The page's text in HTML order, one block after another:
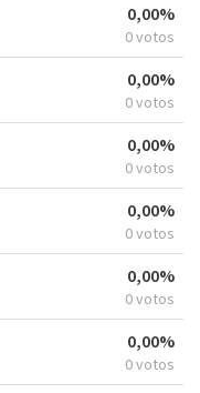
0,00%
0 votos
0,00%
0 votos
0,00%
0 votos
0,00%
0 votos
0,00%
0 votos
0,00%
0 votos